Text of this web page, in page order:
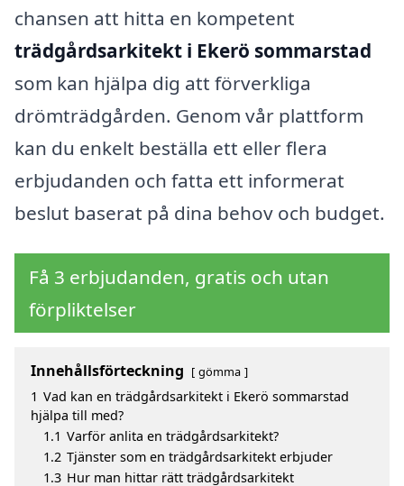
chansen att hitta en kompetent
trädgårdsarkitekt i Ekerö sommarstad
som kan hjälpa dig att förverkliga
drömträdgården. Genom vår plattform
kan du enkelt beställa ett eller flera
erbjudanden och fatta ett informerat
beslut baserat på dina behov och budget.
Få 3 erbjudanden, gratis och utan
förpliktelser
Innehållsförteckning gömma
1 Vad kan en trädgårdsarkitekt i Ekerö sommarstad
hjälpa till med?
1.1 Varför anlita en trädgårdsarkitekt?
1.2 Tjänster som en trädgårdsarkitekt erbjuder
1.3 Hur man hittar rätt trädgårdsarkitekt